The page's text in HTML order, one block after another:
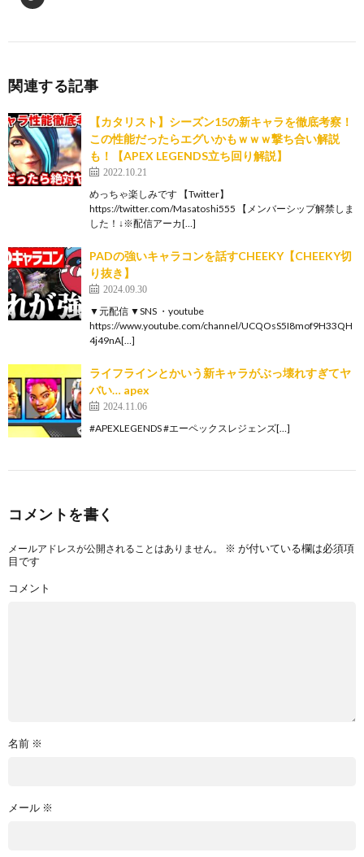
関連する記事
【カタリスト】シーズン15の新キャラを徹底考察！
この性能だったらエグいかもｗｗｗ撃ち合い解説
も！【APEX LEGENDS立ち回り解説】
2022.10.21
めっちゃ楽しみです 【Twitter】
https://twitter.com/Masatoshi555 【メンバーシップ解禁しま
した！↓※配信アーカ[…]
PADの強いキャラコンを話すCHEEKY【CHEEKY切
り抜き】
2024.09.30
▼元配信 ▼SNS ・youtube
https://www.youtube.com/channel/UCQOsS5I8mof9H33QH
4j49nA[…]
ライフラインとかいう新キャラがぶっ壊れすぎてヤ
バい… apex
2024.11.06
#APEXLEGENDS #エーペックスレジェンズ[…]
コメントを書く
メールアドレスが公開されることはありません。 ※ が付いている欄は必須項
目です
コメント
名前 ※
メール ※